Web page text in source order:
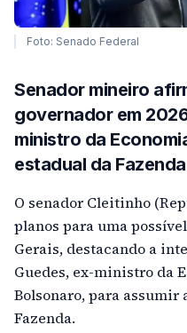
Foto: Senado Federal
Senador mineiro
governador em
ministro da
estadual da Fazenda
O senador Cleitinho
planos para uma
Gerais, destacando a
Guedes, ex-ministro da
Bolsonaro, para assumir
Fazenda.